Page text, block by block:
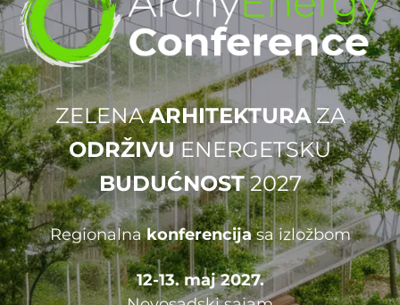
ZELENAARHITEKTURAZA
ODRŽIVUENERGETSKU
BUDUĆNOST2027
Regionalnakonferencijasa izložbom
12-13. maj 2027.